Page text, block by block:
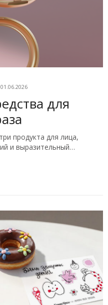
01.06.2026
для
продукта для лица,
и выразительный…